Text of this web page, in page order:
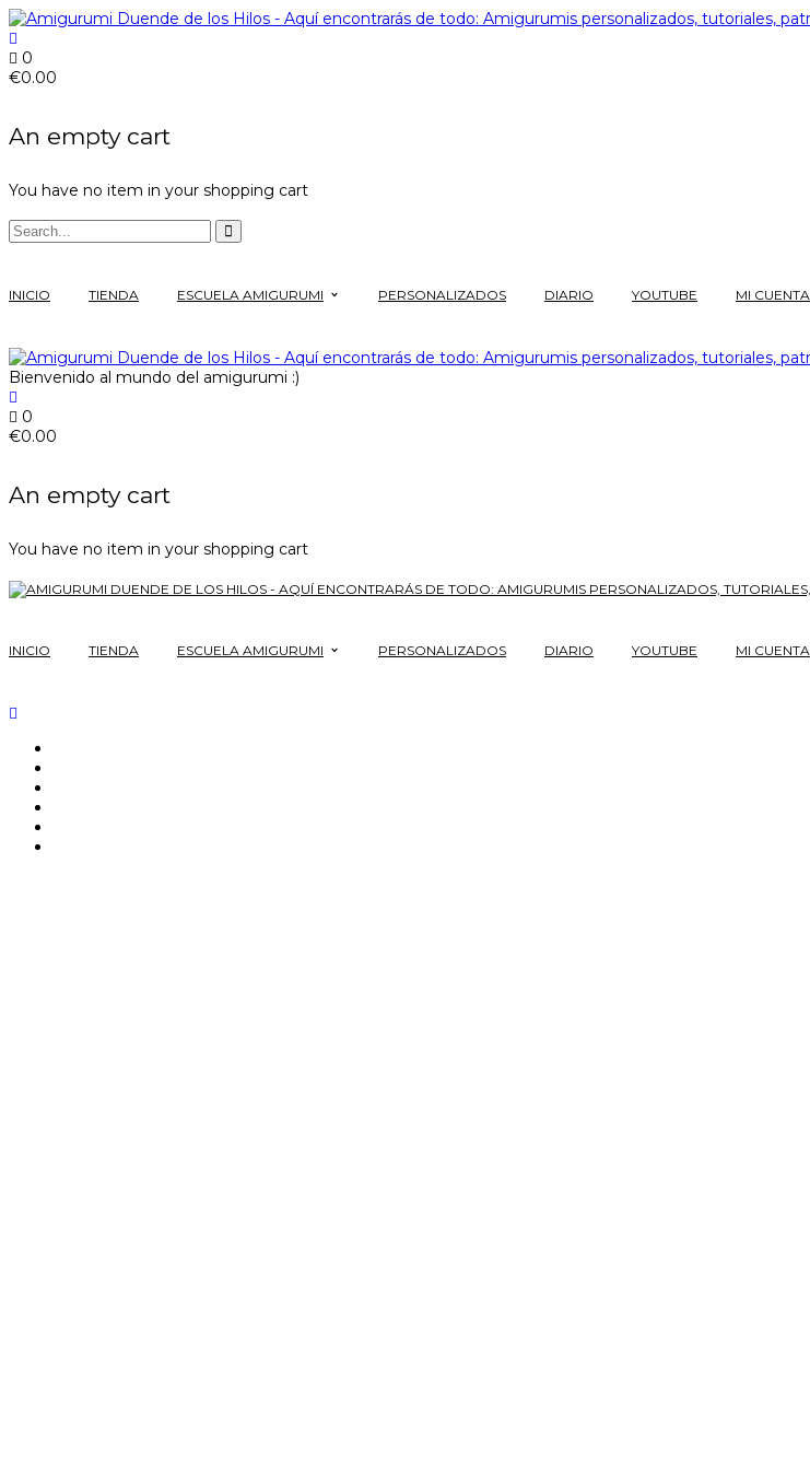
0
€0.00
An empty cart
You have no item in your shopping cart
INICIO TIENDA ESCUELA AMIGURUMI PERSONALIZADOS DIARIO YOUTUBE MI CUENTA
Bienvenido al mundo del amigurumi :)
0
€0.00
An empty cart
You have no item in your shopping cart
INICIO TIENDA ESCUELA AMIGURUMI PERSONALIZADOS DIARIO YOUTUBE MI CUENTA